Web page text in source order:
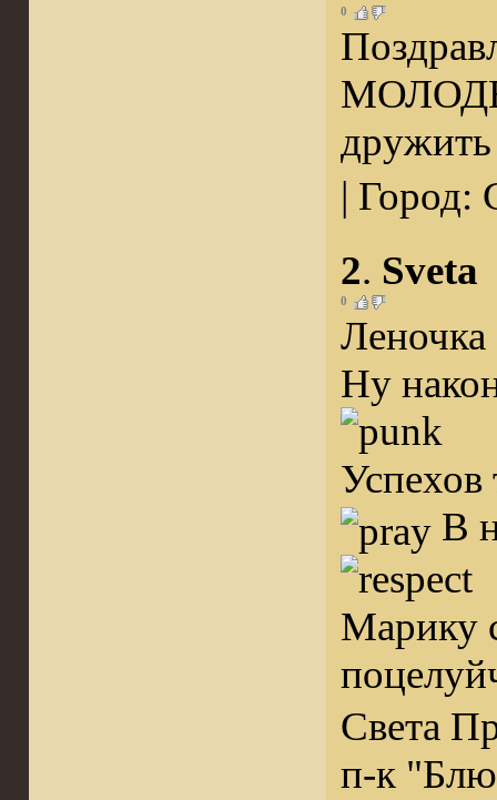
0
| Город:
2. Sveta
0
Леночка
Ну
Успехов
В
Марику
Света
п-к